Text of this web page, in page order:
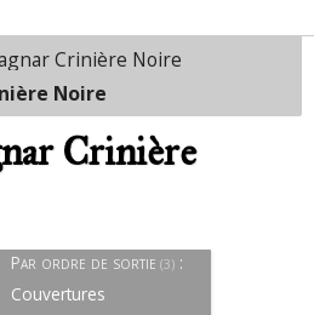
Crinière Noire
Noire
Crinière
Par ordre de sortie (3):
Couvertures